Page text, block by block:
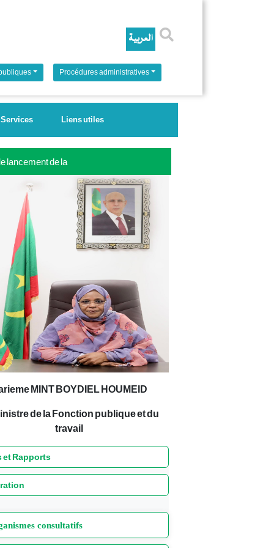
Rechercher
Procédures administratives
Services Liens utiles
lancement de la
MINT BOYDIEL HOUMEID
de la Fonction publique et du
travail
et Rapports
consultatifs